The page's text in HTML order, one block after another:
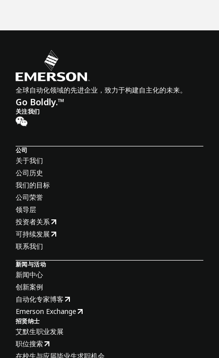
全球自动化领域的先进企业，致力于构建自主化的未来。
Go Boldly.™
关注我们
公司
关于我们
公司历史
我们的目标
公司荣誉
领导层
投资者关系
可持续发展
联系我们
新闻与活动
新闻中心
创新案例
自动化专家博客
Emerson Exchange
招贤纳士
艾默生职业发展
职位搜索
在校生与应届毕业生求职机会